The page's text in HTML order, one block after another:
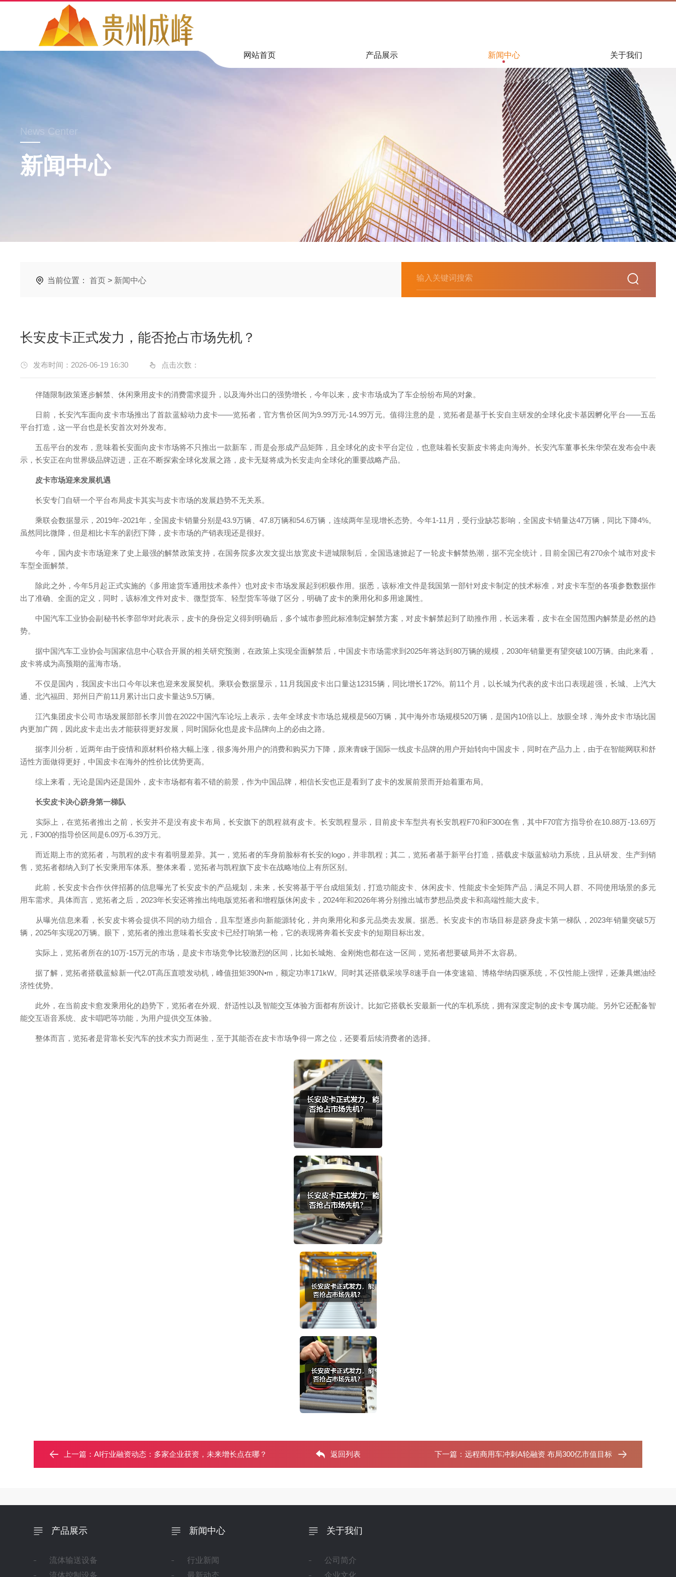
网站首页 产品展示 新闻中心 关于我们
News Center
新闻中心
当前位置： 首页 > 新闻中心
长安皮卡正式发力，能否抢占市场先机？
发布时间：2026-06-19 16:30 点击次数：
伴随限制政策逐步解禁、休闲乘用皮卡的消费需求提升，以及海外出口的强势增长，今年以来，皮卡市场成为了车企纷纷布局的对象。
日前，长安汽车面向皮卡市场推出了首款蓝鲸动力皮卡——览拓者，官方售价区间为9.99万元-14.99万元。值得注意的是，览拓者是基于长安自主研发的全球化皮卡基因孵化平台——五岳
平台打造，这一平台也是长安首次对外发布。
五岳平台的发布，意味着长安面向皮卡市场将不只推出一款新车，而是会形成产品矩阵，且全球化的皮卡平台定位，也意味着长安新皮卡将走向海外。长安汽车董事长朱华荣在发布会中表
示，长安正在向世界级品牌迈进，正在不断探索全球化发展之路，皮卡无疑将成为长安走向全球化的重要战略产品。
皮卡市场迎来发展机遇
长安专门自研一个平台布局皮卡其实与皮卡市场的发展趋势不无关系。
乘联会数据显示，2019年-2021年，全国皮卡销量分别是43.9万辆、47.8万辆和54.6万辆，连续两年呈现增长态势。今年1-11月，受行业缺芯影响，全国皮卡销量达47万辆，同比下降4%。
虽然同比微降，但是相比卡车的剧烈下降，皮卡市场的产销表现还是很好。
今年，国内皮卡市场迎来了史上最强的解禁政策支持，在国务院多次发文提出放宽皮卡进城限制后，全国迅速掀起了一轮皮卡解禁热潮，据不完全统计，目前全国已有270余个城市对皮卡
车型全面解禁。
除此之外，今年5月起正式实施的《多用途货车通用技术条件》也对皮卡市场发展起到积极作用。据悉，该标准文件是我国第一部针对皮卡制定的技术标准，对皮卡车型的各项参数数据作
出了准确、全面的定义，同时，该标准文件对皮卡、微型货车、轻型货车等做了区分，明确了皮卡的乘用化和多用途属性。
中国汽车工业协会副秘书长李邵华对此表示，皮卡的身份定义得到明确后，多个城市参照此标准制定解禁方案，对皮卡解禁起到了助推作用，长远来看，皮卡在全国范围内解禁是必然的趋
势。
据中国汽车工业协会与国家信息中心联合开展的相关研究预测，在政策上实现全面解禁后，中国皮卡市场需求到2025年将达到80万辆的规模，2030年销量更有望突破100万辆。由此来看，
皮卡将成为高预期的蓝海市场。
不仅是国内，我国皮卡出口今年以来也迎来发展契机。乘联会数据显示，11月我国皮卡出口量达12315辆，同比增长172%。前11个月，以长城为代表的皮卡出口表现超强，长城、上汽大
通、北汽福田、郑州日产前11月累计出口皮卡量达9.5万辆。
江汽集团皮卡公司市场发展部部长李川曾在2022中国汽车论坛上表示，去年全球皮卡市场总规模是560万辆，其中海外市场规模520万辆，是国内10倍以上。放眼全球，海外皮卡市场比国
内更加广阔，因此皮卡走出去才能获得更好发展，同时国际化也是皮卡品牌向上的必由之路。
据李川分析，近两年由于疫情和原材料价格大幅上涨，很多海外用户的消费和购买力下降，原来青睐于国际一线皮卡品牌的用户开始转向中国皮卡，同时在产品力上，由于在智能网联和舒
适性方面做得更好，中国皮卡在海外的性价比优势更高。
综上来看，无论是国内还是国外，皮卡市场都有着不错的前景，作为中国品牌，相信长安也正是看到了皮卡的发展前景而开始着重布局。
长安皮卡决心跻身第一梯队
实际上，在览拓者推出之前，长安并不是没有皮卡布局，长安旗下的凯程就有皮卡。长安凯程显示，目前皮卡车型共有长安凯程F70和F300在售，其中F70官方指导价在10.88万-13.69万
元，F300的指导价区间是6.09万-6.39万元。
而近期上市的览拓者，与凯程的皮卡有着明显差异。其一，览拓者的车身前脸标有长安的logo，并非凯程；其二，览拓者基于新平台打造，搭载皮卡版蓝鲸动力系统，且从研发、生产到销
售，览拓者都纳入到了长安乘用车体系。整体来看，览拓者与凯程旗下皮卡在战略地位上有所区别。
此前，长安皮卡合作伙伴招募的信息曝光了长安皮卡的产品规划，未来，长安将基于平台成组策划，打造功能皮卡、休闲皮卡、性能皮卡全矩阵产品，满足不同人群、不同使用场景的多元
用车需求。具体而言，览拓者之后，2023年长安还将推出纯电版览拓者和增程版休闲皮卡，2024年和2026年将分别推出城市梦想品类皮卡和高端性能大皮卡。
从曝光信息来看，长安皮卡将会提供不同的动力组合，且车型逐步向新能源转化，并向乘用化和多元品类去发展。据悉。长安皮卡的市场目标是跻身皮卡第一梯队，2023年销量突破5万
辆，2025年实现20万辆。眼下，览拓者的推出意味着长安皮卡已经打响第一枪，它的表现将奔着长安皮卡的短期目标出发。
实际上，览拓者所在的10万-15万元的市场，是皮卡市场竞争比较激烈的区间，比如长城炮、金刚炮也都在这一区间，览拓者想要破局并不太容易。
据了解，览拓者搭载蓝鲸新一代2.0T高压直喷发动机，峰值扭矩390N•m，额定功率171kW。同时其还搭载采埃孚8速手自一体变速箱、博格华纳四驱系统，不仅性能上强悍，还兼具燃油经
济性优势。
此外，在当前皮卡愈发乘用化的趋势下，览拓者在外观、舒适性以及智能交互体验方面都有所设计。比如它搭载长安最新一代的车机系统，拥有深度定制的皮卡专属功能。另外它还配备智
能交互语音系统、皮卡唱吧等功能，为用户提供交互体验。
整体而言，览拓者是背靠长安汽车的技术实力而诞生，至于其能否在皮卡市场争得一席之位，还要看后续消费者的选择。
上一篇：AI行业融资动态：多家企业获资，未来增长点在哪？ 返回列表 下一篇： 远程商用车冲刺A轮融资 布局300亿市值目标
产品展示
流体输送设备
流体控制设备
新闻中心
行业新闻
最新动态
关于我们
公司简介
企业文化